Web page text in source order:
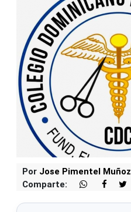
Por Jose Pimentel Muñoz
Comparte: